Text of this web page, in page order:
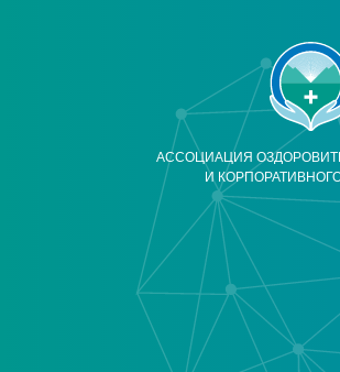
АССОЦИАЦИЯ
И